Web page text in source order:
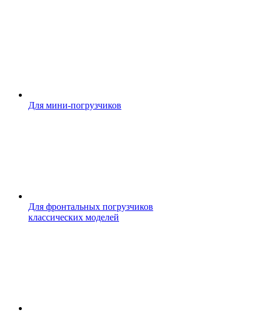
Для мини-погрузчиков
Для фронтальных погрузчиков
классических моделей